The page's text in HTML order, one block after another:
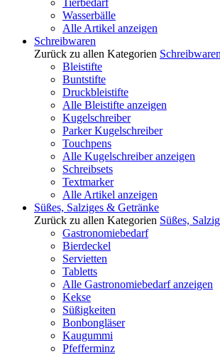
Tierbedarf
Wasserbälle
Alle Artikel anzeigen
Schreibwaren
Zurück zu allen Kategorien Schreibwaren
Bleistifte
Buntstifte
Druckbleistifte
Alle Bleistifte anzeigen
Kugelschreiber
Parker Kugelschreiber
Touchpens
Alle Kugelschreiber anzeigen
Schreibsets
Textmarker
Alle Artikel anzeigen
Süßes, Salziges & Getränke
Zurück zu allen Kategorien Süßes,
Gastronomiebedarf
Bierdeckel
Servietten
Tabletts
Alle Gastronomiebedarf anzeigen
Kekse
Süßigkeiten
Bonbongläser
Kaugummi
Pfefferminz